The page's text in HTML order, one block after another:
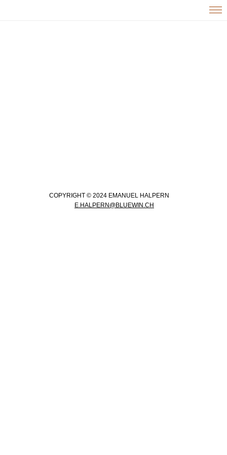
COPYRIGHT © 2024 EMANUEL HALPERN
E.HALPERN@BLUEWIN.CH